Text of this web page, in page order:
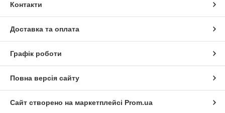
Контакти
Доставка та оплата
Графік роботи
Повна версія сайту
Сайт створено на маркетплейсі Prom.ua